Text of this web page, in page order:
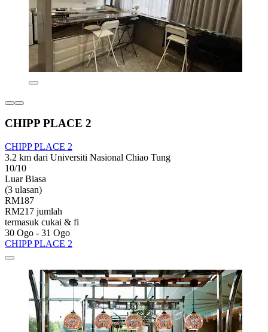
CHIPP PLACE 2
CHIPP PLACE 2
3.2 km dari Universiti Nasional Chiao Tung
10/10
Luar Biasa
(3 ulasan)
RM187
RM217 jumlah
termasuk cukai & fi
30 Ogo - 31 Ogo
CHIPP PLACE 2